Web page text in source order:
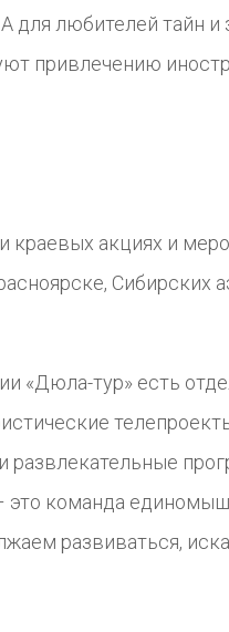
любителей тайн и
привлечению
акциях и
Сибирских
«Дюла-тур» есть
развлекательные
команда
развиваться,